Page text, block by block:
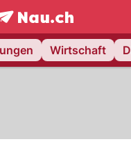
NAU.ch
Wirtschaft